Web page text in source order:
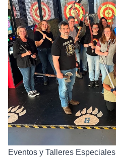
Eventos y Talleres Especiales